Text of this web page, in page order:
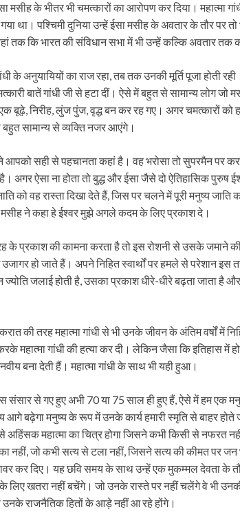
मसीह के भीतर भी चमत्कारों का आरोपण कर दिया।
था। पश्चिमी दुनिया उन्हें ईसा मसीह के अवतार के तौर पर
तक कि भारत की संविधान सभा में भी उन्हें कल्कि अवतार तक
के अनुयायियों का राज रहा, तब तक उनकी मूर्ति पूजा होती
बातें गांधी जी से हटा दीं। ऐसे में बहुत से सामान्य लोग
एक बूढ़े, निरीह, लुंज पुंज, वृद्ध बन कर रह गए। अगर चमत्कारों
सामान्य से व्यक्ति नजर आएंगे।
आपको सही से पहचानता कहां है। वह भरोसा तो सुपरमैन पर
है। अगर ऐसा ना होता तो बुद्ध और ईसा जैसे दो ऐतिहासिक
को वह रास्ता दिखा देते हैं, जिस पर चलने में पूरी मनुष्य
ने कहा हे ईश्वर मुझे अगले कदम के लिए प्रकाश दे।
के प्रकाश की कामना करता है तो इस रोशनी से उसके जमाने
हो जाते हैं। अपने निहित स्वार्थों पर हमले से परेशान इस
ज्योति जलाई होती है, उसका प्रकाश धीरे-धीरे बढ़ता जाता
की तरह महात्मा गांधी से भी उनके जीवन के अंतिम वर्षों में
महात्मा गांधी की हत्या कर दी। लेकिन जैसा कि इतिहास में
बना देती हैं। महात्मा गांधी के साथ भी यही हुआ।
इस संसार से गए हुए अभी 70 या 75 साल ही हुए हैं, ऐसे में हम
बढ़ेगा मनुष्य के रूप में उनके कार्य हमारी स्मृति से बाहर
अहिंसक महात्मा का चित्र होगा जिसने कभी किसी से नफरत
नहीं, जो कभी सत्य से टला नहीं, जिसने सत्य की कीमत पर
कर दिए। यह छवि समय के साथ उन्हें एक मुकम्मल देवता के
लिए खतरा नहीं बचेंगे। जो उनके रास्ते पर नहीं चलेंगे वे भी
उनके राजनैतिक हितों के आड़े नहीं आ रहे होंगे।